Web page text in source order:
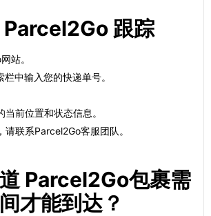
Parcel2Go 跟踪
站。
中输入您的快递单号。
前位置和状态信息。
联系Parcel2Go客服团队。
Parcel2Go包裹需
才能到达？